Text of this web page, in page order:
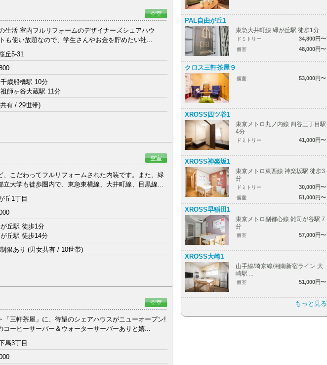
空室
生活 室内フルリフォームのデザイナーズシェアハウ
も使い放題なので、学生さんやお金を貯めたい社...
丘5-31
歳船橋駅 10分
師ヶ谷大蔵駅 11分
有 / 29世帯)
空室
こだわってフルリフォームされた内装です。また、緑
大学も徒歩圏内で、東急東横線、大井町線、目黒線...
丘1丁目
丘駅 徒歩1分
丘駅 徒歩14分
限あり (男女共有 / 10世帯)
空室
三軒茶屋」に、待望のシェアハウスがニューオープン!
ーヒーサーバー＆ウォーターサーバーありと嬉...
馬3丁目
PAL自由が丘1
東急大井町線 緑が丘駅 徒歩1分
ドミトリー 34,800円〜
個室 48,000円〜
クロス三軒茶屋９
個室 53,000円〜
XROSS四ツ谷1
東京メトロ丸ノ内線 四谷三丁目駅
4分
ドミトリー 41,000円〜
XROSS神楽坂1
東京メトロ東西線 神楽坂駅 徒歩3
分
ドミトリー 30,000円〜
個室 51,000円〜
XROSS早稲田1
東京メトロ副都心線 雑司が谷駅 7
分
個室 57,000円〜
XROSS大崎1
山手線/埼京線/湘南新宿ライン 大
崎駅 ...
個室 51,000円〜
もっと見る